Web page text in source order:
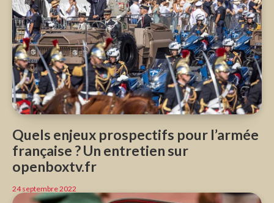
Quels enjeux prospectifs pour l’armée
française ? Un entretien sur
openboxtv.fr
24 septembre 2022